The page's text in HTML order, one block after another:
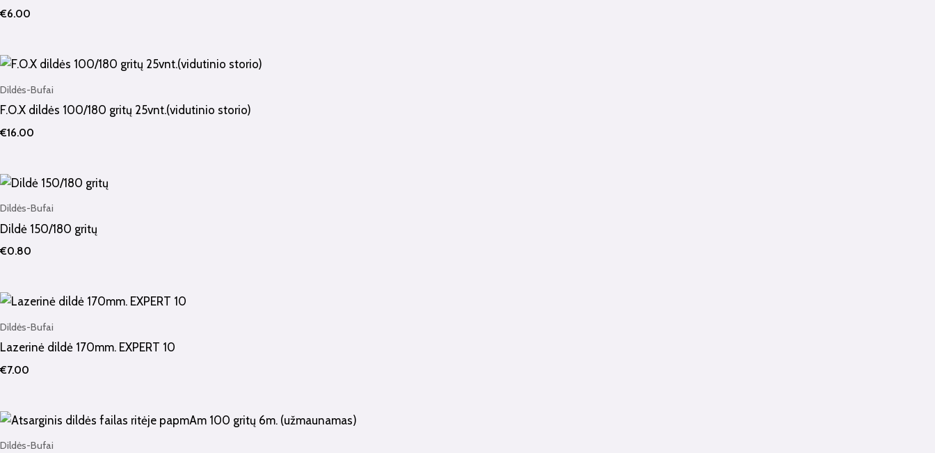
€6.00
Dildės-Bufai
F.O.X dildės 100/180 gritų 25vnt.(vidutinio storio)
€16.00
Dildės-Bufai
Dildė 150/180 gritų
€0.80
Dildės-Bufai
Lazerinė dildė 170mm. EXPERT 10
€7.00
Dildės-Bufai